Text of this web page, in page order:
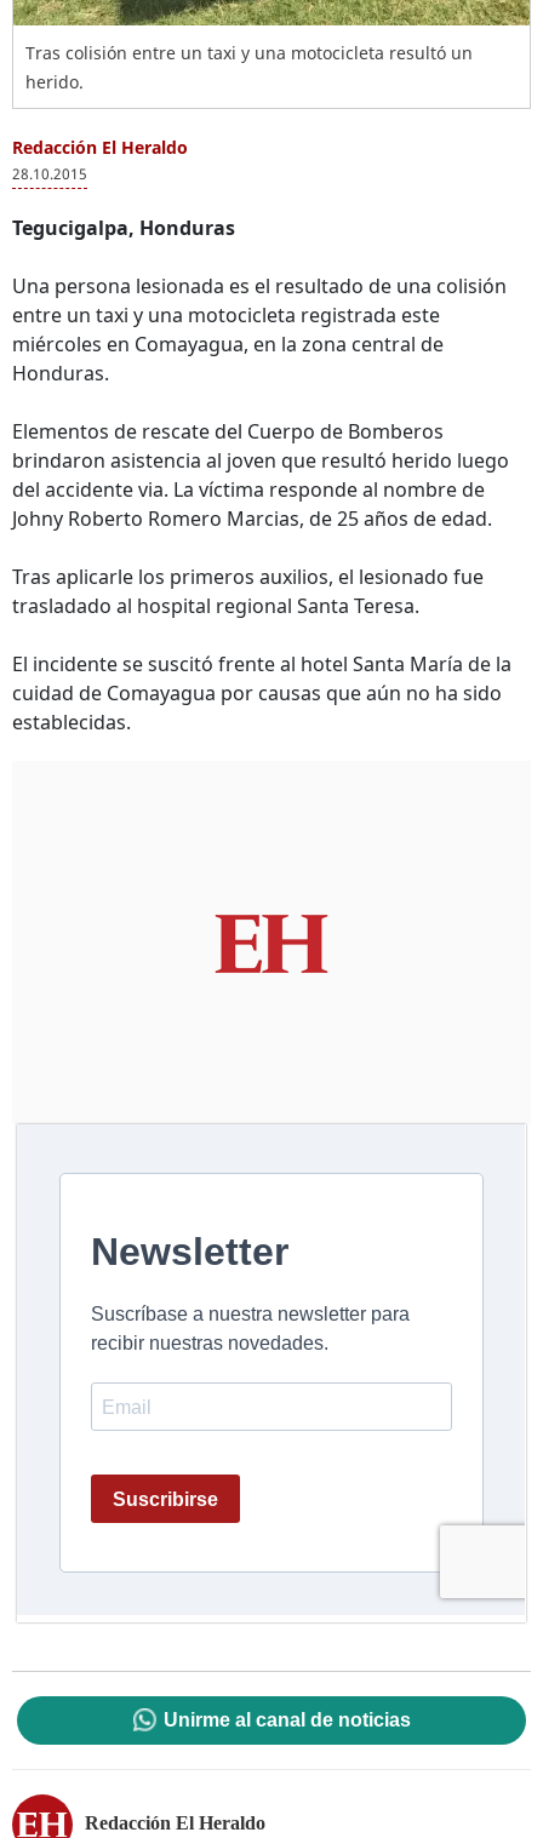
Tras colisión entre un taxi y una motocicleta resultó un
herido.
Redacción El Heraldo
28.10.2015
Tegucigalpa, Honduras
Una persona lesionada es el resultado de una colisión
entre un taxi y una motocicleta registrada este
miércoles en Comayagua, en la zona central de
Honduras.
Elementos de rescate del Cuerpo de Bomberos
brindaron asistencia al joven que resultó herido luego
del accidente via. La víctima responde al nombre de
Johny Roberto Romero Marcias, de 25 años de edad.
Tras aplicarle los primeros auxilios, el lesionado fue
trasladado al hospital regional Santa Teresa.
El incidente se suscitó frente al hotel Santa María de la
cuidad de Comayagua por causas que aún no ha sido
establecidas.
Unirme al canal de noticias
Redacción El Heraldo